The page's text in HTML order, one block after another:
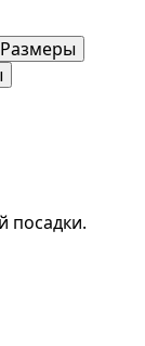
Размеры
посадки.